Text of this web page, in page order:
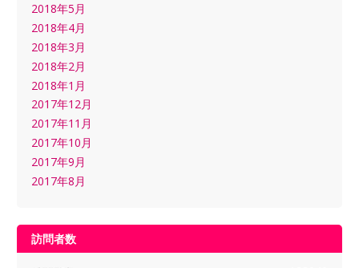
2018年5月
2018年4月
2018年3月
2018年2月
2018年1月
2017年12月
2017年11月
2017年10月
2017年9月
2017年8月
訪問者数